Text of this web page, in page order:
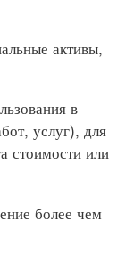
активы,
в
услуг), для
стоимости или
более чем